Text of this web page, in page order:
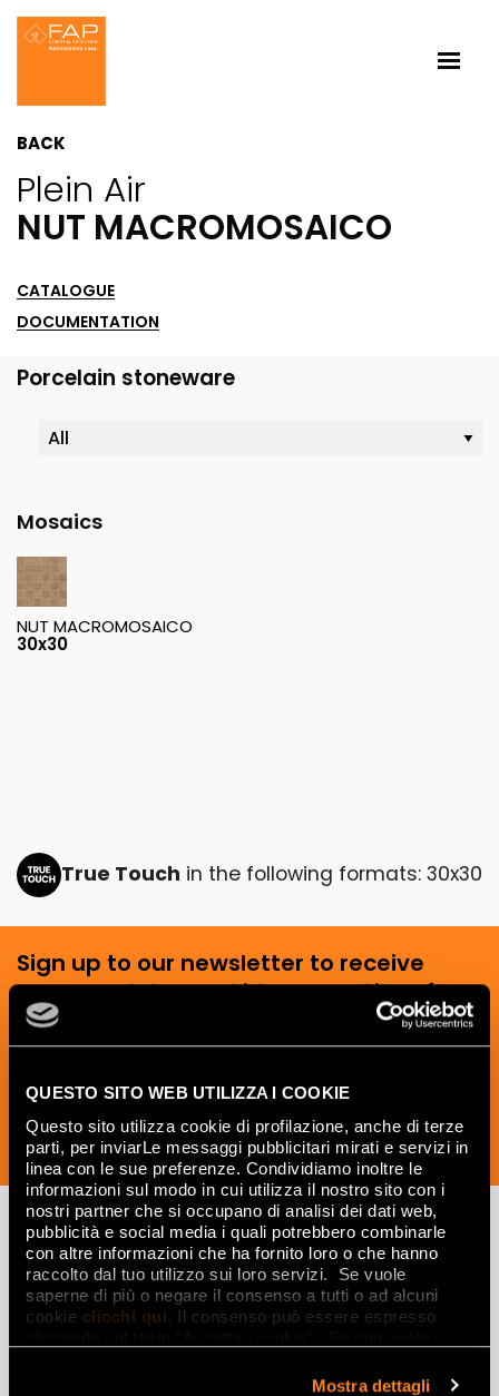
QUESTO SITO WEB UTILIZZA I COOKIE
Questo sito utilizza cookie di profilazione, anche di terze
parti, per inviarLe messaggi pubblicitari mirati e servizi in
linea con le sue preferenze. Condividiamo inoltre le
informazioni sul modo in cui utilizza il nostro sito con i
nostri partner che si occupano di analisi dei dati web,
pubblicità e social media i quali potrebbero combinarle
con altre informazioni che ha fornito loro o che hanno
raccolto dal tuo utilizzo sui loro servizi. Se vuole
saperne di più o negare il consenso a tutti o ad alcuni
cookie clicchi qui. Il consenso può essere espresso
Mostra dettagli
BACK
Plein Air
NUT MACROMOSAICO
CATALOGUE
DOCUMENTATION
Porcelain stoneware
Mosaics
NUT MACROMOSAICO
30x30
True Touch in the following formats: 30x30
Sign up to our newsletter to receive
news, updates and ideas creatives from
the world of ceramics and interior
design.
SUBSCRIBE NOW
Lasciati
ispirare
da ambienti